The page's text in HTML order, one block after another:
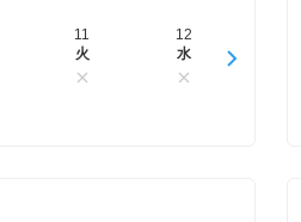
11
火
12
水